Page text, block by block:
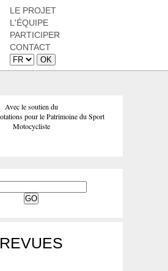
LE PROJET
L'ÉQUIPE
PARTICIPER
CONTACT
Avec le soutien du
REVUES